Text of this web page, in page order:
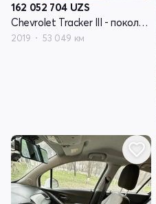
162 052 704 UZS
Chevrolet Tracker III - поколение рестайлинг
2019 53 049 км